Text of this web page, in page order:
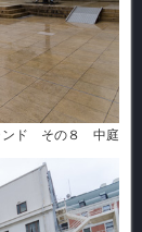
ンド その８ 中庭